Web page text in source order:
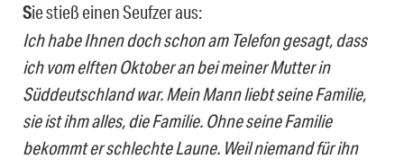
Sie stieß einen Seufzer aus:
Ich habe Ihnen doch schon am Telefon gesagt, dass
ich vom elften Oktober an bei meiner Mutter in
Süddeutschland war. Mein Mann liebt seine Familie,
sie ist ihm alles, die Familie. Ohne seine Familie
bekommt er schlechte Laune. Weil niemand für ihn